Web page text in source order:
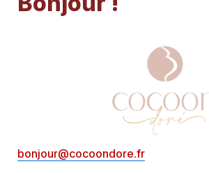
bonjour@cocoondore.fr